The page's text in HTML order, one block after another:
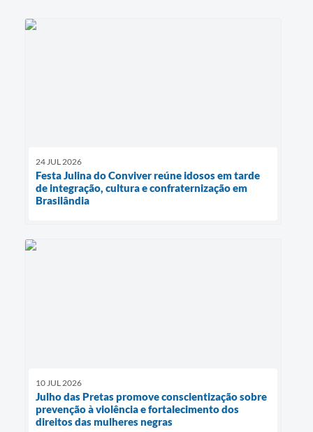
24 JUL 2026
Festa Julina do Conviver reúne idosos em tarde
de integração, cultura e confraternização em
Brasilândia
10 JUL 2026
Julho das Pretas promove conscientização sobre
prevenção à violência e fortalecimento dos
direitos das mulheres negras